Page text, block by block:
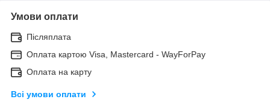
Умови оплати
Післяплата
Оплата картою Visa, Mastercard - WayForPay
Оплата на карту
Всі умови оплати